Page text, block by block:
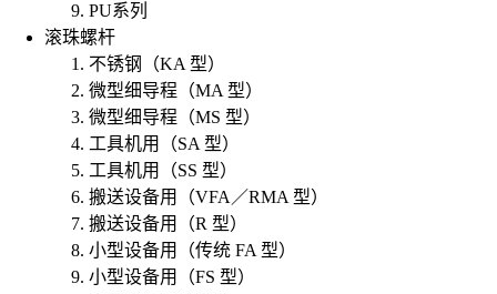
PU系列
滚珠螺杆
不锈钢（KA 型）
微型细导程（MA 型）
微型细导程（MS 型）
工具机用（SA 型）
工具机用（SS 型）
搬送设备用（VFA／RMA 型）
搬送设备用（R 型）
小型设备用（传统 FA 型）
小型设备用（FS 型）